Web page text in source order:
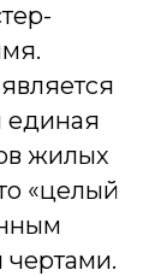
единая
жилых
«целый
чертами.